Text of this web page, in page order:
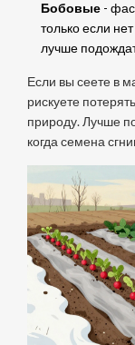
Бобовые-
только если
лучше
Если вы сеете в
рискуете
природу. Лучше
когда семена